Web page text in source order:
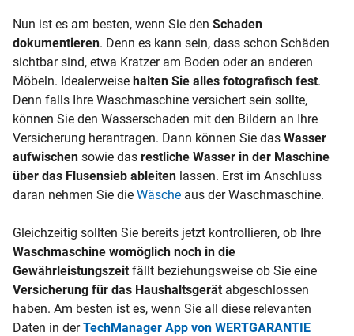
Nun ist es am besten, wenn Sie den Schaden
dokumentieren. Denn es kann sein, dass schon Schäden
sichtbar sind, etwa Kratzer am Boden oder an anderen
Möbeln. Idealerweise halten Sie alles fotografisch fest.
Denn falls Ihre Waschmaschine versichert sein sollte,
können Sie den Wasserschaden mit den Bildern an Ihre
Versicherung herantragen. Dann können Sie das Wasser
aufwischen sowie das restliche Wasser in der Maschine
über das Flusensieb ableiten lassen. Erst im Anschluss
daran nehmen Sie die Wäsche aus der Waschmaschine.
Gleichzeitig sollten Sie bereits jetzt kontrollieren, ob Ihre
Waschmaschine womöglich noch in die
Gewährleistungszeit fällt beziehungsweise ob Sie eine
Versicherung für das Haushaltsgerät abgeschlossen
haben. Am besten ist es, wenn Sie all diese relevanten
Daten in derTechManager App von WERTGARANTIE